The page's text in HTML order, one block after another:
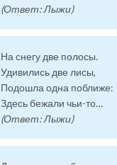
(Ответ: Лыжи)
На снегу две полосы.
Удивились две лисы,
Подошла одна поближе:
Здесь бежали чьи-то…
(Ответ: Лыжи)